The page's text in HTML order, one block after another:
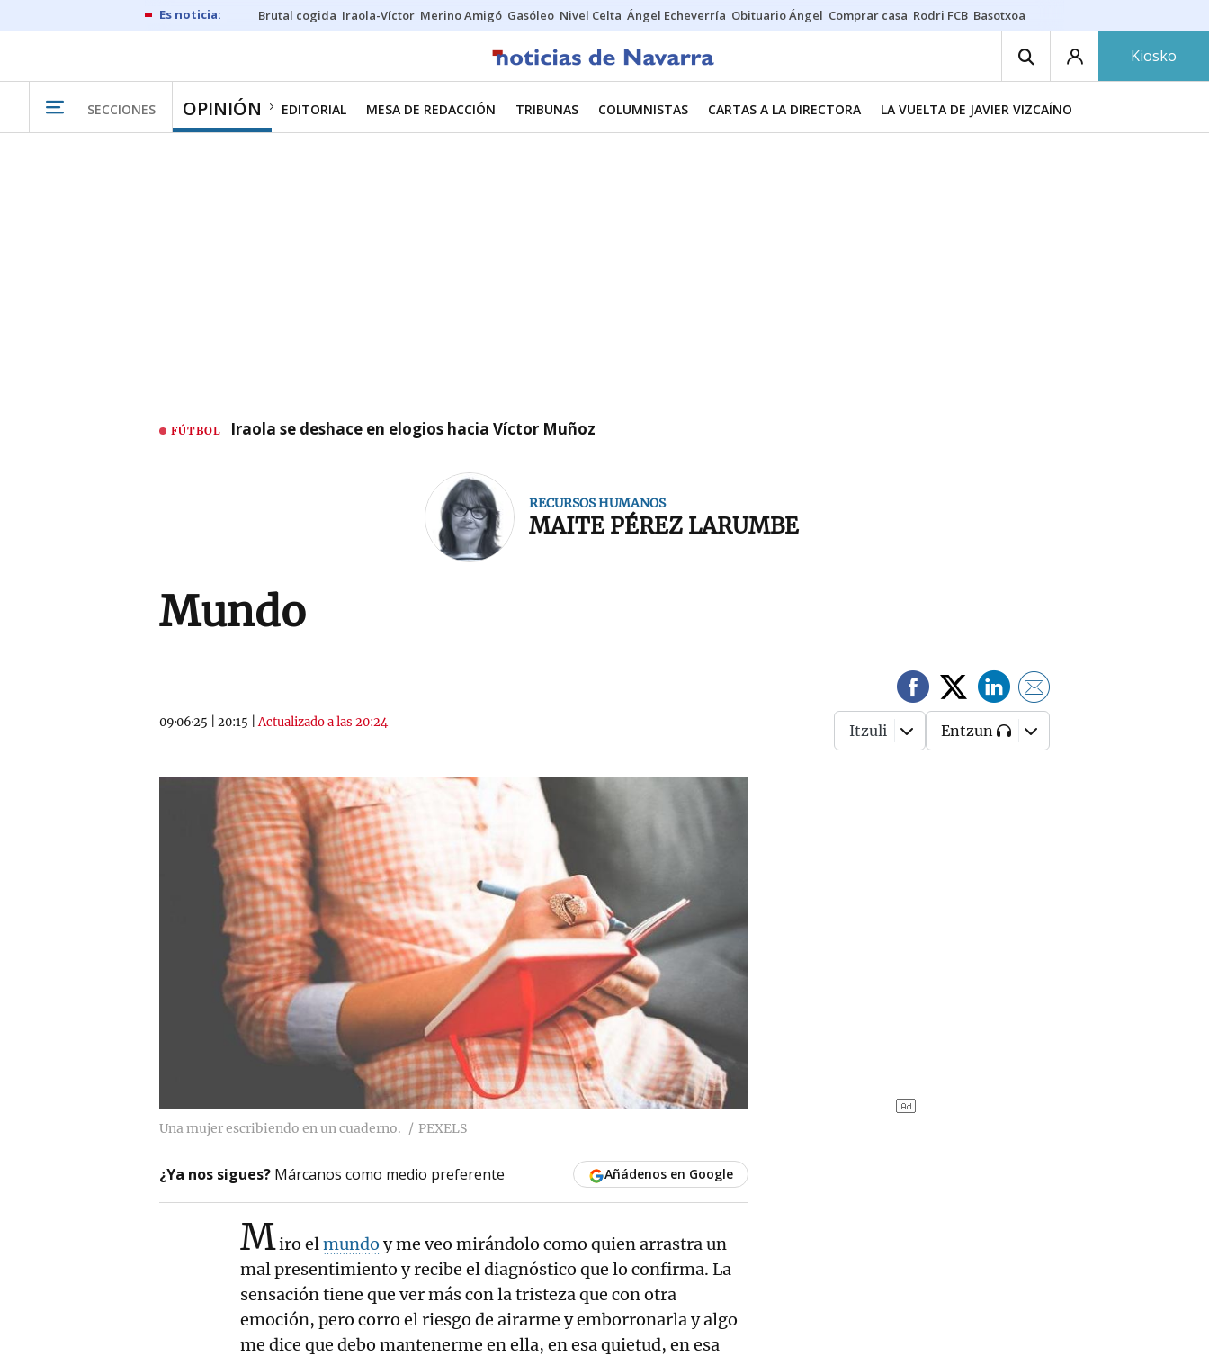
Brutal cogida Iraola-Víctor Merino Amigó Gasóleo Nivel Celta Ángel Echeverría Obituario Ángel Comprar casa Rodri FCB Basotxoa
Kiosko
SECCIONES OPINIÓN EDITORIAL MESA DE REDACCIÓN TRIBUNAS COLUMNISTAS CARTAS A LA DIRECTORA LA VUELTA DE JAVIER VIZCAÍNO
FÚTBOL Iraola se deshace en elogios hacia Víctor Muñoz
RECURSOS HUMANOS
MAITE PÉREZ LARUMBE
Mundo
09·06·25 20:15 |Actualizado a las 20:24 Itzuli Entzun
Una mujer escribiendo en un cuaderno. PEXELS
¿Ya nos sigues? Márcanos como medio preferente Añádenos en Google
Miro elmundo y me veo mirándolo como quien arrastra un
mal presentimiento y recibe el diagnóstico que lo confirma. La
sensación tiene que ver más con la tristeza que con otra
emoción, pero corro el riesgo de airarme y emborronarla y algo
me dice que debo mantenerme en ella, en esa quietud, en esa